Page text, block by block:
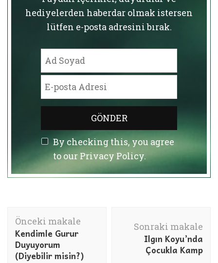
hediyelerden haberdar olmak istersen
lütfen e-posta adresini bırak.
By checking this, you agree
to our Privacy Policy.
Yazı
dolaşımı
Önceki makale
Kendimle Gurur
Duyuyorum
(Diyebilir misin?)
Sonraki makale
Ilgın Koyu’nda
Çocukla Kamp